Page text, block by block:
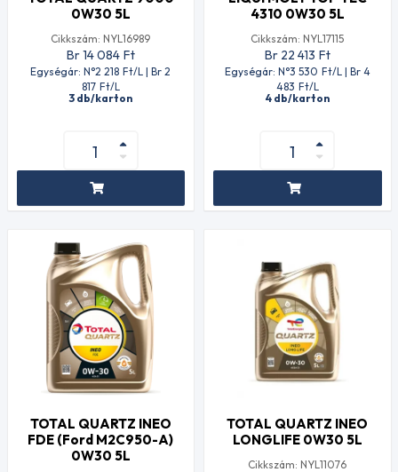
0W30 5L
Cikkszám: NYL16989
Br 14 084 Ft
Egységár: N°2 218 Ft/L | Br 2
817 Ft/L
3 db/karton
4310 0W30 5L
Cikkszám: NYL17115
Br 22 413 Ft
Egységár: N°3 530 Ft/L | Br 4
483 Ft/L
4 db/karton
TOTAL QUARTZ INEO
FDE (Ford M2C950-A)
0W30 5L
TOTAL QUARTZ INEO
LONGLIFE 0W30 5L
Cikkszám: NYL11076